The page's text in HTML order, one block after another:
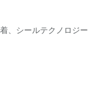
、シールテクノロジ